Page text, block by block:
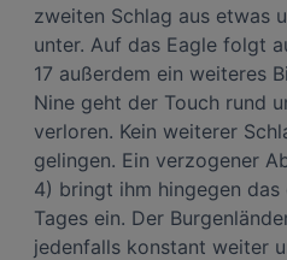
zweiten Schlag aus etwas
unter. Auf das Eagle folgt
17 außerdem ein weiteres
Nine geht der Touch rund
verloren. Kein weiterer
gelingen. Ein verzogener
4) bringt ihm hingegen
Tages ein. Der
jedenfalls konstant weiter